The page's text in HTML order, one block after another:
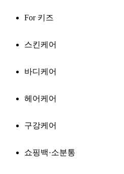
For 키즈
스킨케어
바디케어
헤어케어
구강케어
쇼핑백·소분통